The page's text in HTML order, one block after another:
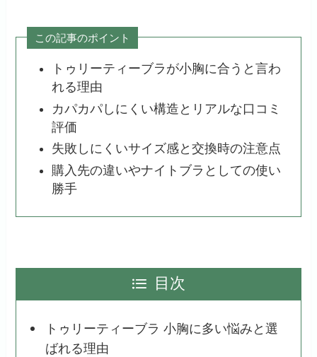
この記事のポイント
トゥリーティーブラが小胸に合うと言わ
れる理由
カパカパしにくい構造とリアルな口コミ
評価
失敗しにくいサイズ感と交換時の注意点
購入先の違いやナイトブラとしての使い
勝手
目次
トゥリーティーブラ 小胸に多い悩みと選
ばれる理由